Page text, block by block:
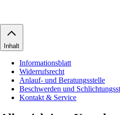
Inhalt
Informationsblatt
Widerrufsrecht
Anlauf- und Beratungsstelle
Beschwerden und
Kontakt & Service